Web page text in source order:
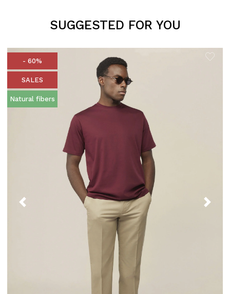
SUGGESTED FOR YOU
- 60%
SALES
Natural fibers